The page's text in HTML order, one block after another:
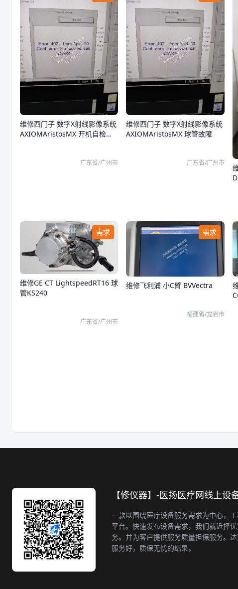
维修西门子 数字X射线影像系统
AXIOMAristosMX 开机自检不
广东省/广州市
维修西门子 数字X射线影像系统
AXIOMAristosMX 球管故障
广东省/广州市
需求
维修GE CT LightspeedRT16 球
管KS240
广东省/广州市
需求
维修飞利浦 小C臂 BVVectra
福建省/龙岩市
【修仪器】-医扬医疗网线上设
一款以围绕医疗设备服务需求为中心，
平台。快速发布设备需求，我们就近择
务。并为客户提供服务质量担保服务。达
服务好，质保无忧的结果。